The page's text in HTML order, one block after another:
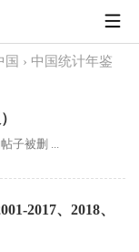
国 › 中国统计年鉴
子被删 ...
2017、2018、